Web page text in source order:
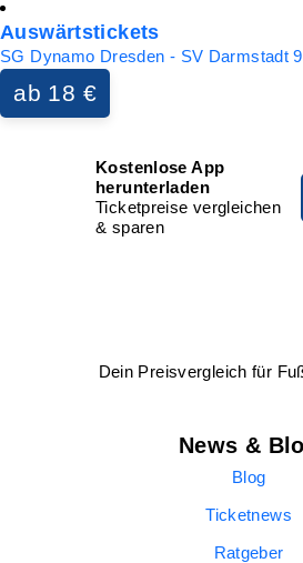
Auswärtstickets
SG Dynamo Dresden - SV Darmstadt
ab 18 €
Kostenlose App
herunterladen
Ticketpreise vergleichen
& sparen
Dein Preisvergleich für
News &
Blog
Ticketnews
Ratgeber